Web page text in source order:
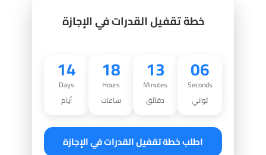
خطة تقفيل القدرات في الإجازة
14
Days
أيام
18
Hours
ساعات
13
Minutes
دقائق
05
Seconds
ثواني
اطلب خطة تقفيل القدرات في الإجازة